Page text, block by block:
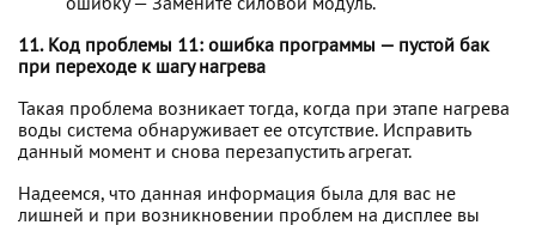
ошибку — Замените силовой модуль.
11. Код проблемы 11: ошибка программы — пустой бак
при переходе к шагу нагрева
Такая проблема возникает тогда, когда при этапе нагрева
воды система обнаруживает ее отсутствие. Исправить
данный момент и снова перезапустить агрегат.
Надеемся, что данная информация была для вас не
лишней и при возникновении проблем на дисплее вы